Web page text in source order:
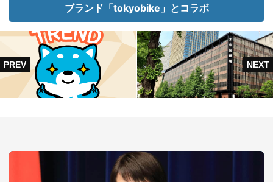
ブランド「tokyobike」とコラボ